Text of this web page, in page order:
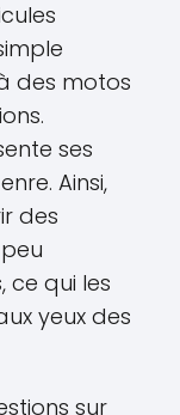
des motos
ses
Ainsi,
des
ce qui les
yeux des
sur